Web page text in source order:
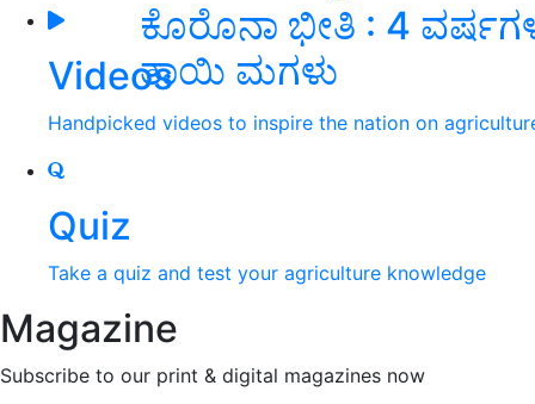
Videos
Handpicked videos to inspire the nation on
Quiz
Take a quiz and test your agriculture knowledge
Magazine
Subscribe to our print & digital magazines now
ಕೊರೊನಾ ಭೀತಿ : 4
ತಾಯಿ ಮಗಳು